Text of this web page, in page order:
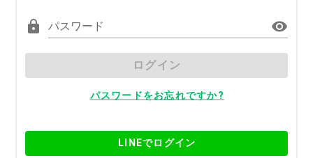
パスワード
ログイン
パスワードをお忘れですか?
LINEでログイン